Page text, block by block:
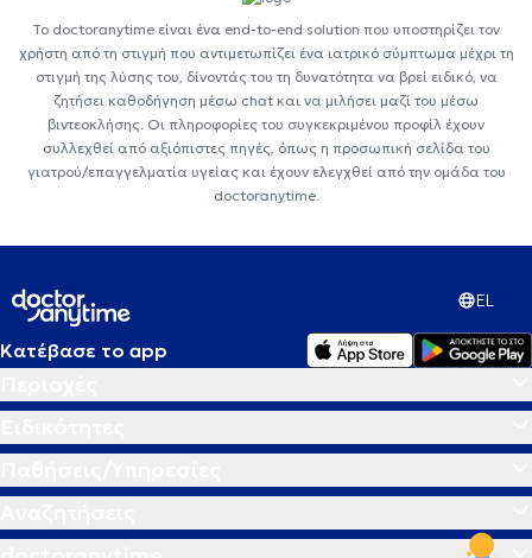
Το doctoranytime είναι ένα end-to-end solution που υποστηρίζει τον
χρήστη από τη στιγμή που αντιμετωπίζει ένα ιατρικό σύμπτωμα μέχρι τη
στιγμή της λύσης του, δίνοντάς του τη δυνατότητα να βρεί ειδικό, να
ζητήσει καθοδήγηση μέσω chat και να μιλήσει μαζί του μέσω
βιντεοκλήσης. Οι πληροφορίες του συγκεκριμένου προφίλ έχουν
συλλεχθεί από αξιόπιστες πηγές, όπως η προσωπική σελίδα του
γιατρού/επαγγελματία υγείας και έχουν ελεγχθεί από την ομάδα του
doctoranytime.
EL
Κατέβασε το app